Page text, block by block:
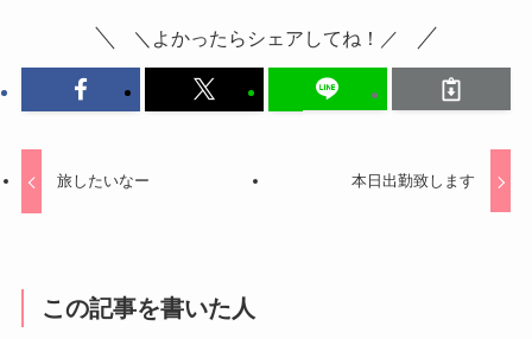
＼よかったらシェアしてね！／
旅したいなー 本日出勤致します
この記事を書いた人